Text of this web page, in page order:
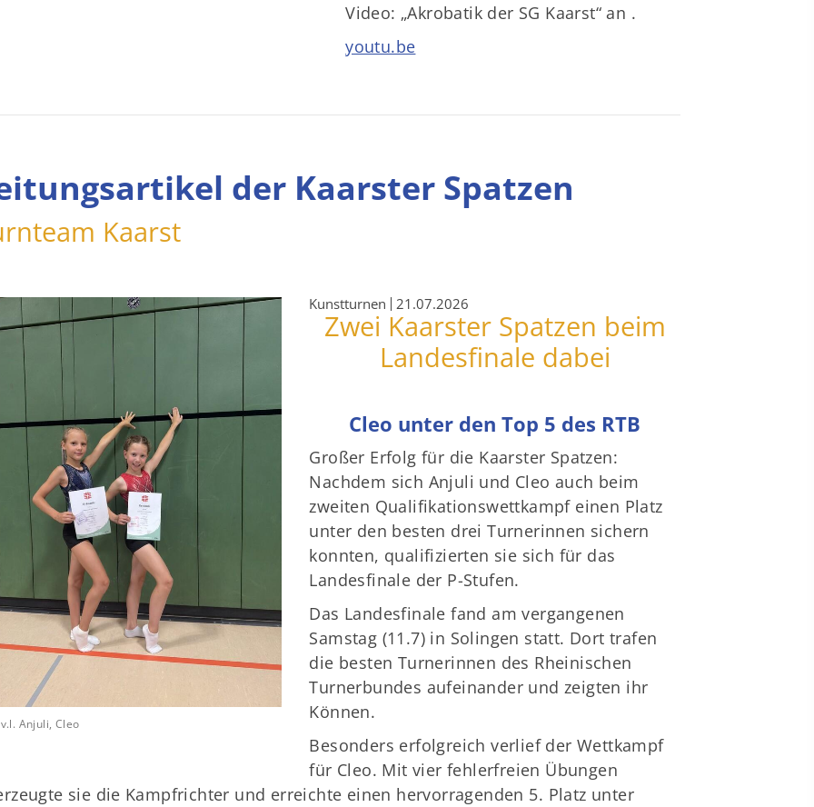
Video: „Akrobatik der SG Kaarst“ an .
youtu.be
der Kaarster Spatzen
Kaarst
Anjuli, Cleo
Kunstturnen 21.07.2026
Zwei Kaarster Spatzen beim
Landesfinale dabei
Cleo unter den Top 5 des RTB
Großer Erfolg für die Kaarster Spatzen:
Nachdem sich Anjuli und Cleo auch beim
zweiten Qualifikationswettkampf einen Platz
unter den besten drei Turnerinnen sichern
konnten, qualifizierten sie sich für das
Landesfinale der P-Stufen.
Das Landesfinale fand am vergangenen
Samstag (11.7) in Solingen statt. Dort trafen
die besten Turnerinnen des Rheinischen
Turnerbundes aufeinander und zeigten ihr
Können.
Besonders erfolgreich verlief der Wettkampf
für Cleo. Mit vier fehlerfreien Übungen
sie die Kampfrichter und erreichte einen hervorragenden 5. Platz unter